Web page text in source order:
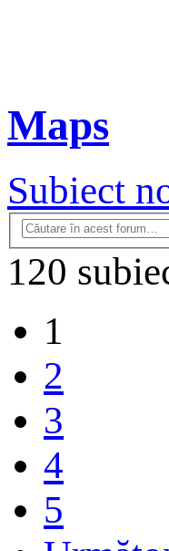
Maps
Subiect
120
1
2
3
4
5